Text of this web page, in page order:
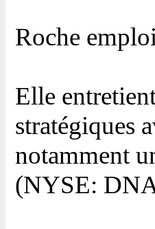
Roche
Elle
stratégiques
notamment
(NYSE: